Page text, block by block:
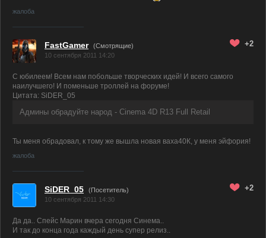
жалоба
FastGamer (Смотрящие)
10 сентября 2011 14:20
+2
С юбилеем! Всем нам побольше творческих идей! И всего самого
наилучшего! И поменьше троллей на форуме!
Цитата: SiDER_05
Админы обрадуйте народ - Cinema 4D R13 Full Retail
Ты меня обрадовал, к тому же вышла новая ваха40К, у меня эйфория!
жалоба
SiDER_05
(Посетитель)
10 сентября 2011 14:30
+2
Да да.. Спейс Марин вчера сегодня Синема..
И так до конца года каждый день супер релиз..